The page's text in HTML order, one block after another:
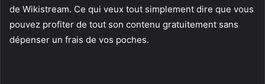
de Wikistream. Ce qui veux tout simplement dire que vous
pouvez profiter de tout son contenu gratuitement sans
dépenser un frais de vos poches.